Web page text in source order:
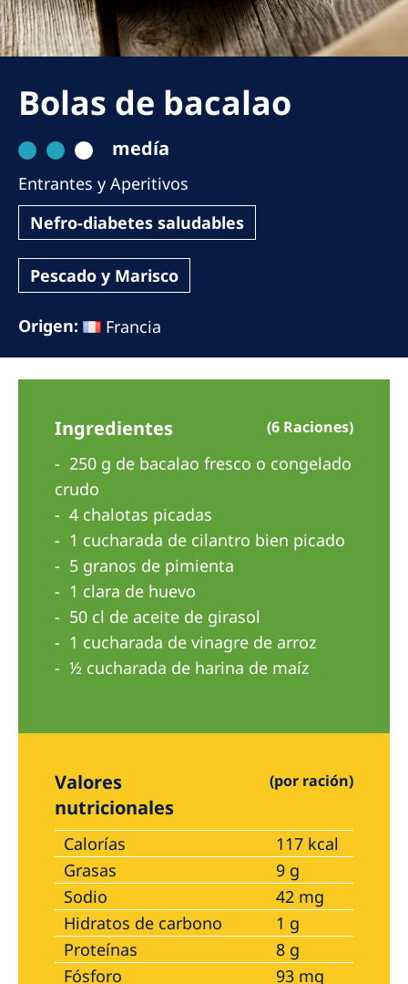
Romania
Russia
Serbia
Slovakia
Slovenia
Spain
Sweden
Switzerland
United Kingdom
Asia Pacific
North America
United States of America
NephroCare International
Global Website
Bolas de bacalao
medía
Entrantes y Aperitivos
Nefro-diabetes saludables
Pescado y Marisco
Origen: Francia
Ingredientes (6 Raciones)
250 g de bacalao fresco o congelado
crudo
4 chalotas picadas
1 cucharada de cilantro bien picado
5 granos de pimienta
1 clara de huevo
50 cl de aceite de girasol
1 cucharada de vinagre de arroz
½ cucharada de harina de maíz
Valores
nutricionales
(por ración)
Calorías
117 kcal
Grasas
9 g
Sodio
42 mg
Hidratos de carbono
1 g
Proteínas
8 g
Fósforo
93 mg